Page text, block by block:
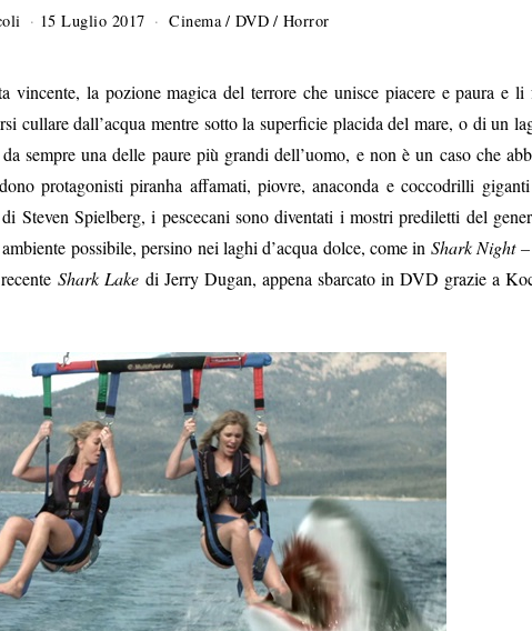
15 Luglio 2017
e
t
e
b
r
e
2
0
Cinema / DVD / Horror
vincente, la pozione magica del terrore che unisce piacere e paura e li
cullare dall’acqua mentre sotto la superficie placida del mare, o di un
sempre una delle paure più grandi dell’uomo, e non è un caso che
protagonisti piranha affamati, piovre, anaconda e coccodrilli
di Steven Spielberg, i pescecani sono diventati i mostri prediletti del
possibile, persino nei laghi d’acqua dolce, come in Shark Night
Shark Lake di Jerry Dugan, appena sbarcato in DVD grazie a